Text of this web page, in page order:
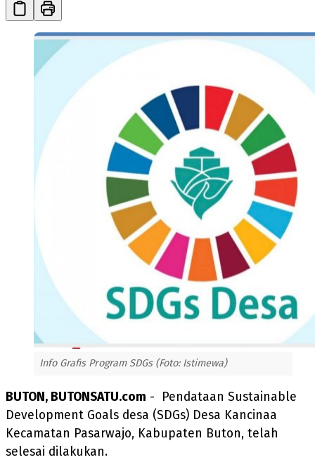
Info Grafis Program SDGs (Foto: Istimewa)
BUTON, BUTONSATU.com - Pendataan Sustainable
Development Goals desa (SDGs) Desa Kancinaa
Kecamatan Pasarwajo, Kabupaten Buton, telah
selesai dilakukan.